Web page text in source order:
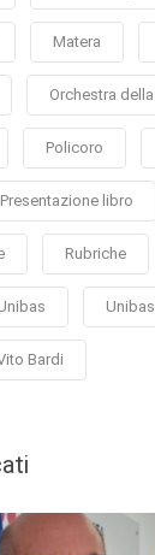
Matera
Orchestra
Policoro
Presentazione libro
Rubriche
Bardi